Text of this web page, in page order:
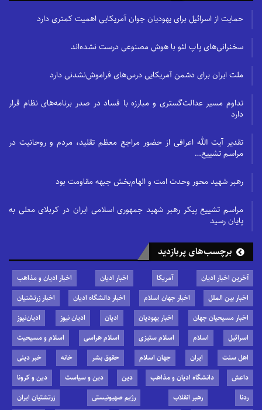
حمایت از اسرائیل برای یهودیان جوان آمریکایی اهمیت کمتری دارد
سخنرانی‌های پاپ لئو با هوش مصنوعی درست نشده‌اند
ملت ایران برای دشمن آمریکایی درس‌های فراموش‌نشدنی دارد
تداوم مسیر عدالت‌گستری و مبارزه با فساد در صدر برنامه‌های نظام قرار
دارد
تقدیر آیت الله اعرافی از حضور مراجع معظم تقلید، مردم و روحانیت در
مراسم تشییع…
رهبر شهید محور وحدت امت و الهام‌بخش جبهه مقاومت بود
مراسم تشییع پیکر رهبر شهید جمهوری اسلامی ایران در کربلای معلی به
پایان رسید
برچسب‌های پربازدید
آخرین اخبار ادیان آمریکا اخبار ادیان
اخبار ادیان و مذاهب
اخبار بین الملل
اخبار جهان اسلام اخبار دانشگاه ادیان
اخبار زرتشتیان
اخبار مسیحیان جهان
اخبار یهودیان ادیان ادیان نیوز
ادیان‌نیوز
اسرائیل
اسلام اسلام ستیزی اسلام هراسی
اسلام و مسیحیت
اهل سنت
ایران جهان اسلام حقوق بشر خانه
خبر دینی
داعش
دانشگاه ادیان و مذاهب دین دین و سیاست
دین و کرونا
ردنا
رهبر انقلاب رژیم صهیونیستی زرتشتیان ایران